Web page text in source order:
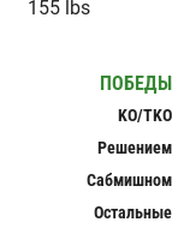
155 lbs
ПОБЕДЫ
KO/TKO
Решением
Сабмишном
Остальные